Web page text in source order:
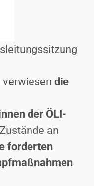
die
der ÖLI-
an
forderten